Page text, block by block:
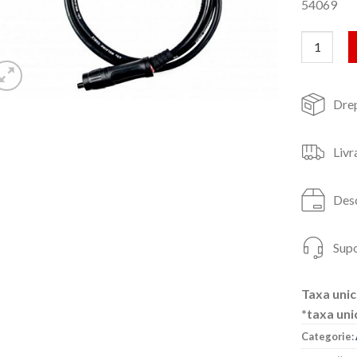
54069
Taxa
*taxa
Categorie: